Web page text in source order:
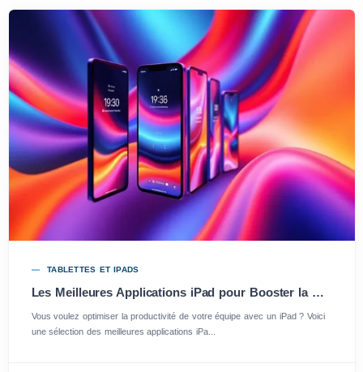
TABLETTES ET IPADS
Les Meilleures Applications iPad pour Booster la Productivité de Votre Équipe
Vous voulez optimiser la productivité de votre équipe avec un iPad ? Voici
une sélection des meilleures applications iPa...